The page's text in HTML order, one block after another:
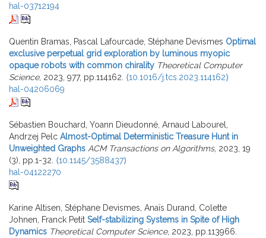
hal-03712194
Quentin Bramas, Pascal Lafourcade, Stéphane Devismes Optimal
exclusive perpetual grid exploration by luminous myopic
opaque robots with common chirality Theoretical Computer
Science, 2023, 977, pp.114162. ⟨10.1016/j.tcs.2023.114162⟩
hal-04206069
Sébastien Bouchard, Yoann Dieudonné, Arnaud Labourel,
Andrzej Pelc Almost-Optimal Deterministic Treasure Hunt in
Unweighted Graphs ACM Transactions on Algorithms, 2023, 19
(3), pp.1-32. ⟨10.1145/3588437⟩
hal-04122270
Karine Altisen, Stéphane Devismes, Anaïs Durand, Colette
Johnen, Franck Petit Self-stabilizing Systems in Spite of High
Dynamics Theoretical Computer Science, 2023, pp.113966.